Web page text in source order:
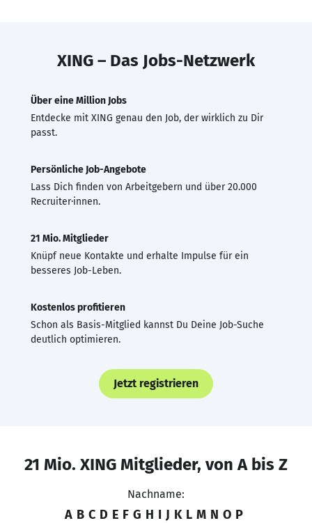
XING – Das Jobs-Netzwerk
Über eine Million Jobs
Entdecke mit XING genau den Job, der wirklich zu Dir
passt.
Persönliche Job-Angebote
Lass Dich finden von Arbeitgebern und über 20.000
Recruiter·innen.
21 Mio. Mitglieder
Knüpf neue Kontakte und erhalte Impulse für ein
besseres Job-Leben.
Kostenlos profitieren
Schon als Basis-Mitglied kannst Du Deine Job-Suche
deutlich optimieren.
Jetzt registrieren
21 Mio. XING Mitglieder, von A bis Z
Nachname:
A B C D E F G H I J K L M N O P